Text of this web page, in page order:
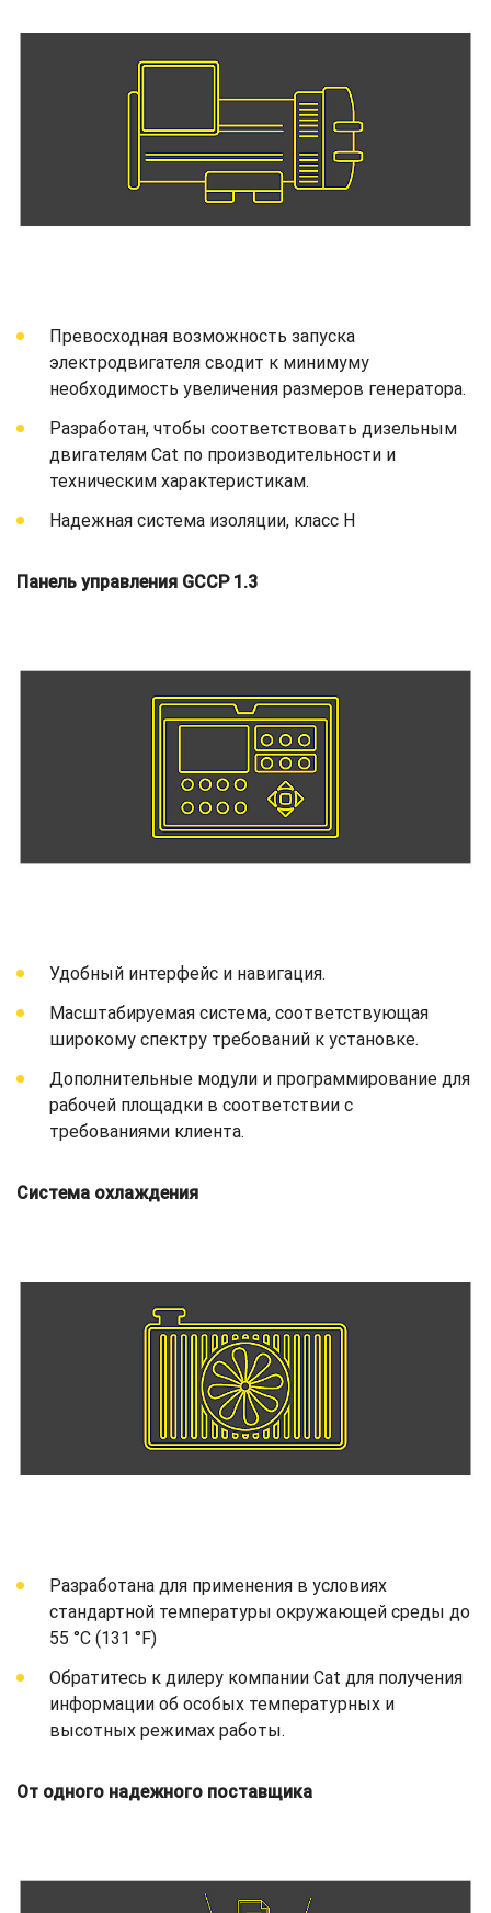
Превосходная возможность запуска
электродвигателя сводит к минимуму
необходимость увеличения размеров генератора.
Разработан, чтобы соответствовать дизельным
двигателям Cat по производительности и
техническим характеристикам.
Надежная система изоляции, класс H
Панель управления GCCP 1.3
Удобный интерфейс и навигация.
Масштабируемая система, соответствующая
широкому спектру требований к установке.
Дополнительные модули и программирование для
рабочей площадки в соответствии с
требованиями клиента.
Система охлаждения
Разработана для применения в условиях
стандартной температуры окружающей среды до
55 °C (131 °F)
Обратитесь к дилеру компании Cat для получения
информации об особых температурных и
высотных режимах работы.
От одного надежного поставщика